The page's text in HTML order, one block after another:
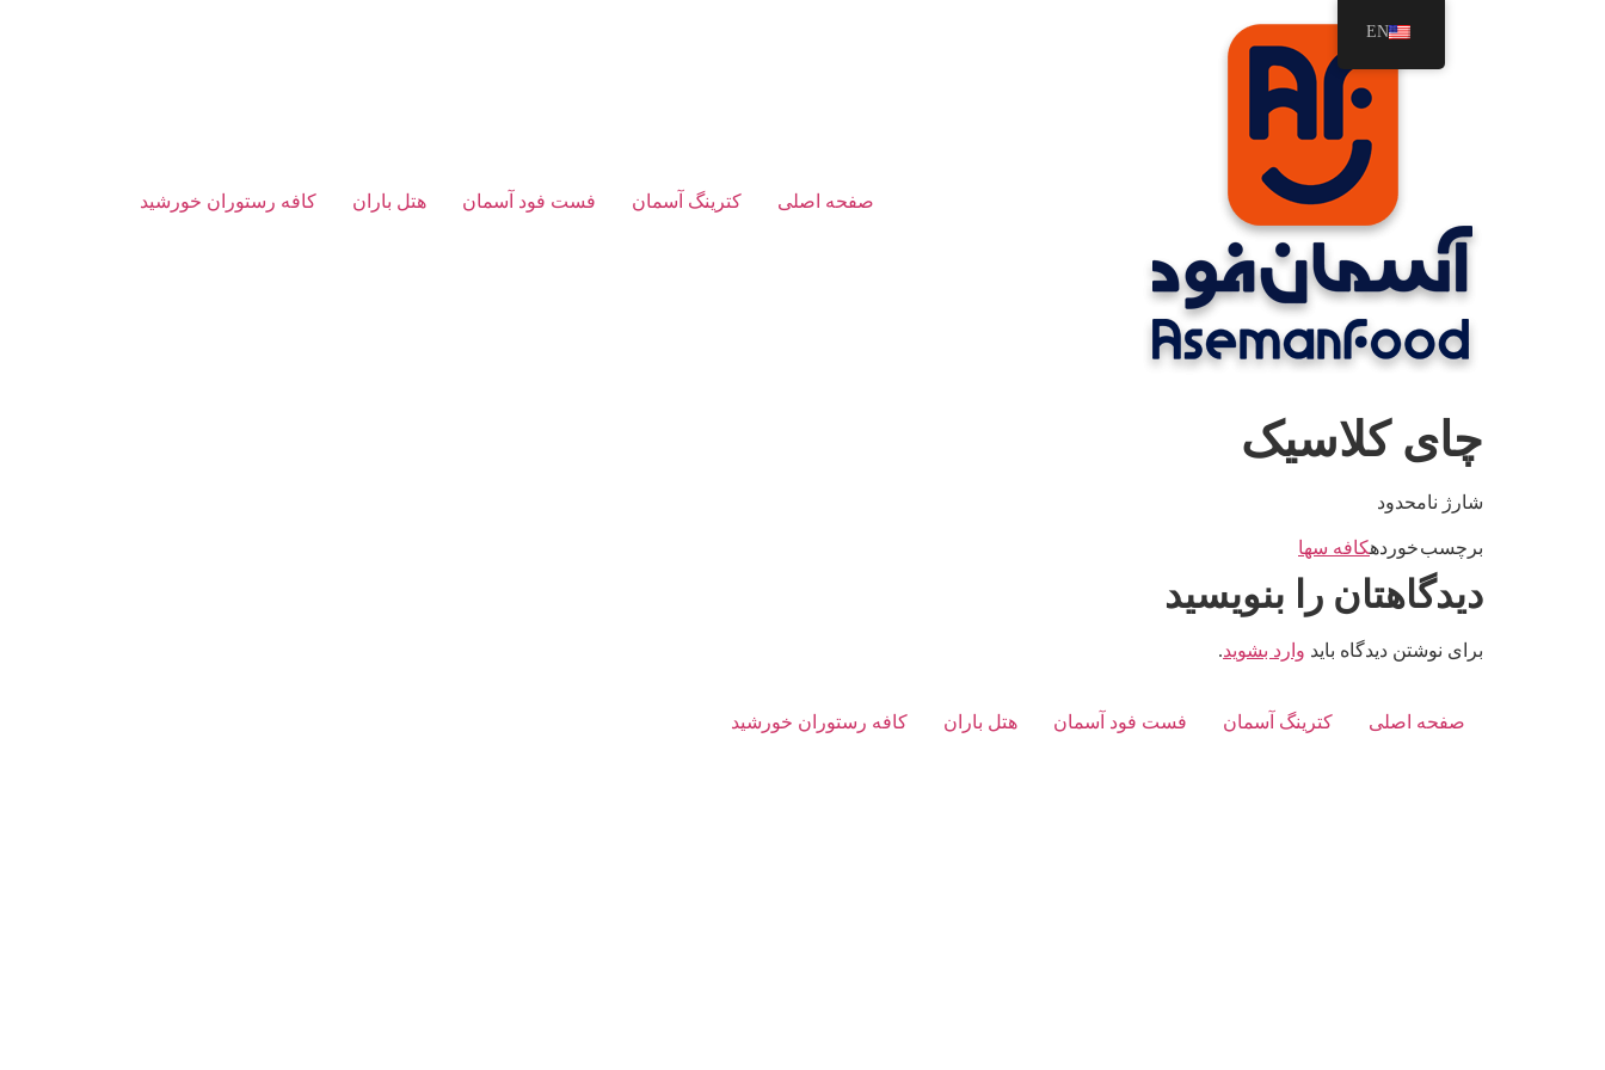
صفحه اصلی کترینگ آسمان فست فود آسمان هتل باران کافه رستوران خورشید
چای کلاسیک
شارژ نامحدود
برچسب خوردهکافه سها
دیدگاهتان را بنویسید
برای نوشتن دیدگاه باید وارد بشوید.
صفحه اصلی کترینگ آسمان فست فود آسمان هتل باران کافه رستوران خورشید
EN